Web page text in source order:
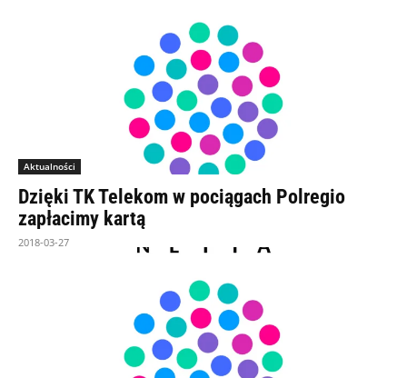
Aktualności
Dzięki TK Telekom w pociągach Polregio
zapłacimy kartą
2018-03-27